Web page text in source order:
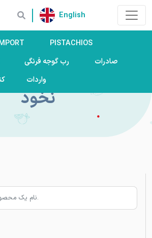
English
PISTACHIOS
رب گوجه فرنگی
صادرات
واردات
نخود